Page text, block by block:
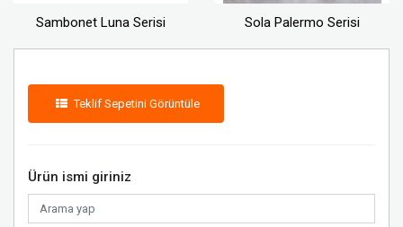
Sambonet Luna Serisi Sola Palermo Serisi
Teklif Sepetini Görüntüle
Ürün ismi giriniz